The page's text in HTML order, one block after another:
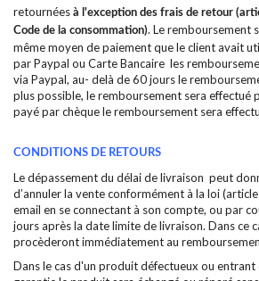
retournées à l'exception des frais de retour
Code de la consommation). Le remboursement
même moyen de paiement que le client avait
par Paypal ou Carte Bancaire les
via Paypal, au- delà de 60 jours le
plus possible, le remboursement sera effectué
payé par chèque le remboursement sera
CONDITIONS DE RETOURS
Le dépassement du délai de livraison peut
d’annuler la vente conformément à la loi
email en se connectant à son compte, ou par
jours après la date limite de livraison. Dans ce
procèderont immédiatement au
Dans le cas d'un produit défectueux ou entrant